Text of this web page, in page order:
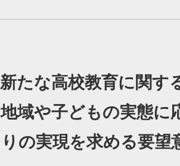
たな高校教育に関す
域や子どもの実態に
の実現を求める要望